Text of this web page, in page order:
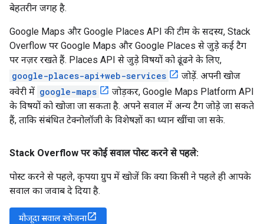
बेहतरीन जगह है.
Google Maps और Google Places API की टीम के सदस्य, Stack
Overflow पर Google Maps और Google Places से जुड़े कई टैग
पर नज़र रखते हैं. Places API से जुड़े विषयों को ढूंढने के लिए,
google-places-api+web-services
जोड़ें. अपनी खोज
क्वेरी में google-maps
जोड़कर, Google Maps Platform API
के विषयों को खोजा जा सकता है. अपने सवाल में अन्य टैग जोड़े जा सकते
हैं, ताकि संबंधित टेक्नोलॉजी के विशेषज्ञों का ध्यान खींचा जा सके.
Stack Overflow पर कोई सवाल पोस्ट करने से पहले:
पोस्ट करने से पहले, कृपया ग्रुप में खोजें कि क्या किसी ने पहले ही आपके
सवाल का जवाब दे दिया है.
मौजूदा सवाल खोजना